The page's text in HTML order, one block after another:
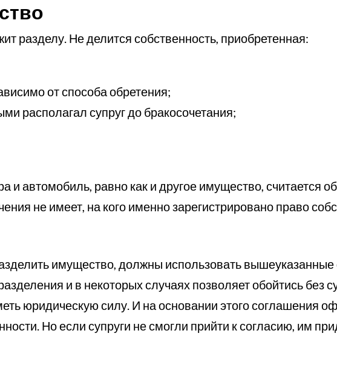
разделу. Не делится собственность, приобретенная:
от способа обретения;
располагал супруг до бракосочетания;
и автомобиль, равно как и другое имущество, считается
не имеет, на кого именно зарегистрировано право
имущество, должны использовать
и в некоторых случаях позволяет обойтись без
юридическую силу. И на основании этого соглашения
Но если супруги не смогли прийти к согласию, им